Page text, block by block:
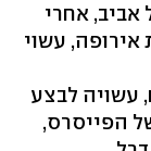
אחרי
עשוי
עשויה לבצע
הפייסרס,